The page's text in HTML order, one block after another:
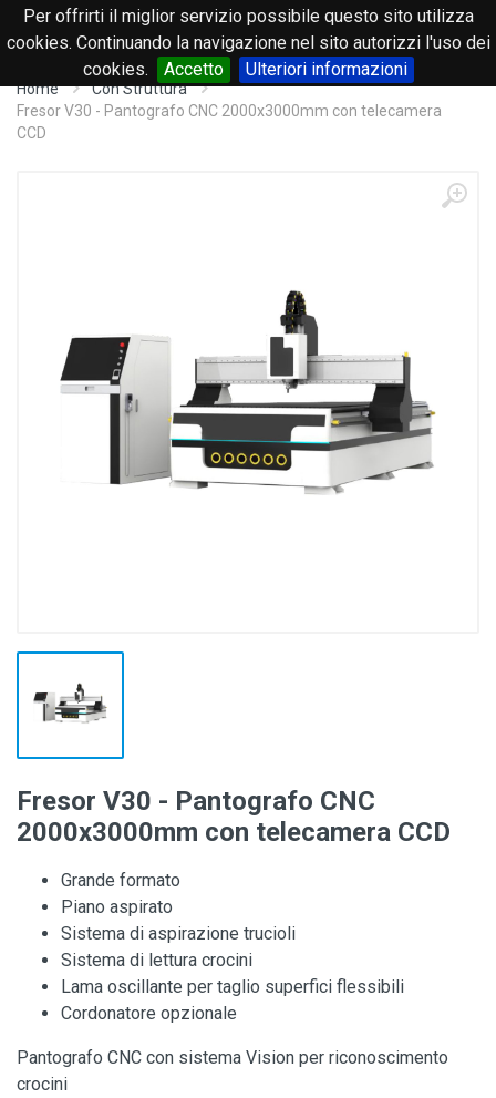
Per offrirti il miglior servizio possibile questo sito utilizza
cookies. Continuando la navigazione nel sito autorizzi l'uso dei
cookies.
Accetto Ulteriori informazioni
0
Home
Con Struttura
Fresor V30 - Pantografo CNC 2000x3000mm con telecamera
CCD
Fresor V30 - Pantografo CNC
2000x3000mm con telecamera CCD
Grande formato
Piano aspirato
Sistema di aspirazione trucioli
Sistema di lettura crocini
Lama oscillante per taglio superfici flessibili
Cordonatore opzionale
Pantografo CNC con sistema Vision per riconoscimento
crocini